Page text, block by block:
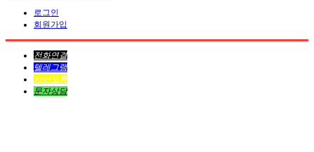
로그인
회원가입
전화연결
텔레그램
카카오톡
문자상담